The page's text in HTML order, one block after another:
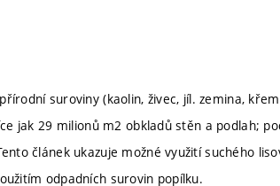
suroviny (kaolin, živec, jíl. zemina,
jak 29 milionů m2 obkladů stěn a podlah;
článek ukazuje možné využití suchého
odpadních surovin popílku.